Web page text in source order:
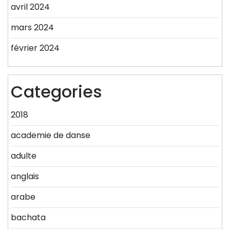
avril 2024
mars 2024
février 2024
Categories
2018
academie de danse
adulte
anglais
arabe
bachata